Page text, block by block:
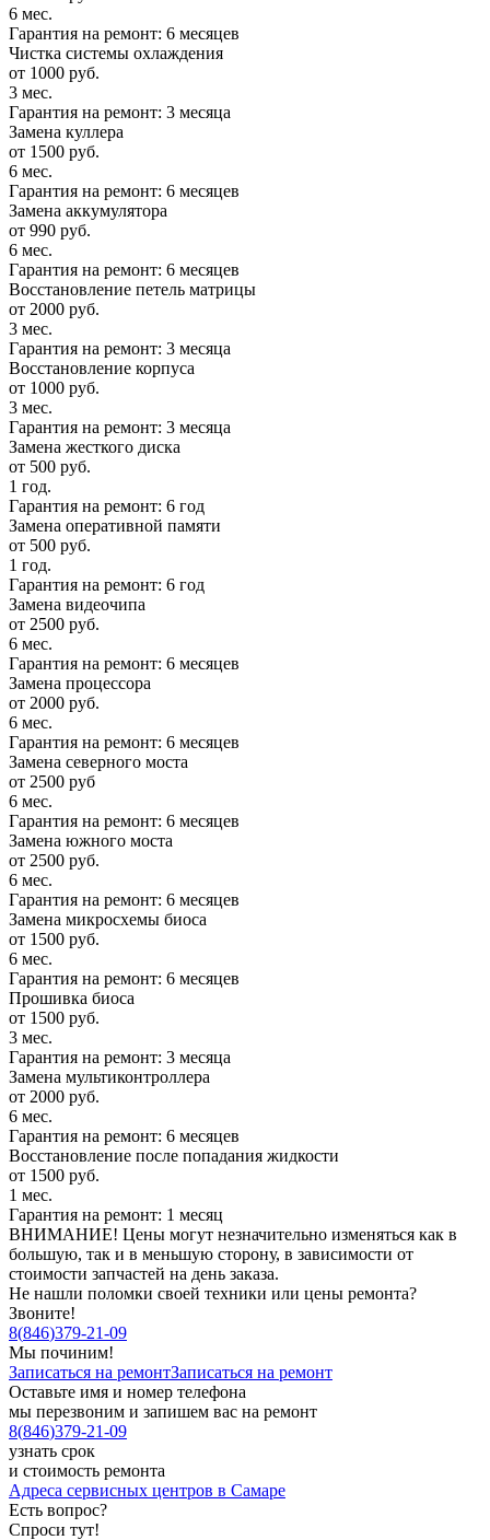
6 мес.
Гарантия на ремонт: 6 месяцев
Чистка системы охлаждения
от 1000 руб.
3 мес.
Гарантия на ремонт: 3 месяца
Замена куллера
от 1500 руб.
6 мес.
Гарантия на ремонт: 6 месяцев
Замена аккумулятора
от 990 руб.
6 мес.
Гарантия на ремонт: 6 месяцев
Восстановление петель матрицы
от 2000 руб.
3 мес.
Гарантия на ремонт: 3 месяца
Восстановление корпуса
от 1000 руб.
3 мес.
Гарантия на ремонт: 3 месяца
Замена жесткого диска
от 500 руб.
1 год.
Гарантия на ремонт: 6 год
Замена оперативной памяти
от 500 руб.
1 год.
Гарантия на ремонт: 6 год
Замена видеочипа
от 2500 руб.
6 мес.
Гарантия на ремонт: 6 месяцев
Замена процессора
от 2000 руб.
6 мес.
Гарантия на ремонт: 6 месяцев
Замена северного моста
от 2500 руб
6 мес.
Гарантия на ремонт: 6 месяцев
Замена южного моста
от 2500 руб.
6 мес.
Гарантия на ремонт: 6 месяцев
Замена микросхемы биоса
от 1500 руб.
6 мес.
Гарантия на ремонт: 6 месяцев
Прошивка биоса
от 1500 руб.
3 мес.
Гарантия на ремонт: 3 месяца
Замена мультиконтроллера
от 2000 руб.
6 мес.
Гарантия на ремонт: 6 месяцев
Восстановление после попадания жидкости
от 1500 руб.
1 мес.
Гарантия на ремонт: 1 месяц
ВНИМАНИЕ! Цены могут незначительно изменяться как в
большую, так и в меньшую сторону, в зависимости от
стоимости запчастей на день заказа.
Не нашли поломки своей техники или цены ремонта?
Звоните!
8(846)379-21-09
Мы починим!
Записаться на ремонтЗаписаться на ремонт
Оставьте имя и номер телефона
мы перезвоним и запишем вас на ремонт
8(846)379-21-09
узнать срок
и стоимость ремонта
Адреса сервисных центров в Самаре
Есть вопрос?
Спроси тут!